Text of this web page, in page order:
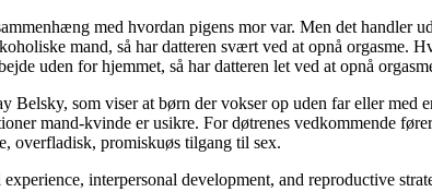
med hvordan pigens mor var. Men det
mand, så har datteren svært ved at opnå orgasme.
uden for hjemmet, så har datteren let ved at opnå
Belsky, som viser at børn der vokser op uden far eller
mand-kvinde er usikre. For døtrenes vedkommende
overfladisk, promiskuøs tilgang til sex.
interpersonal development, and reproductive